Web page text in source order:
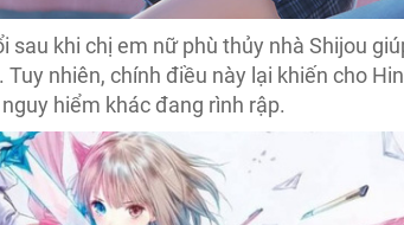
sau khi chị em nữ phù thủy nhà Shijou
nhiên, chính điều này lại khiến cho
hiểm khác đang rình rập.